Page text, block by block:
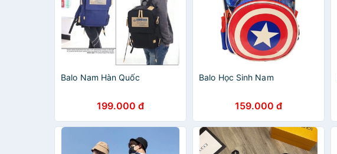
Balo Nam Hàn Quốc
199.000 đ
Balo Học Sinh Nam
159.000 đ